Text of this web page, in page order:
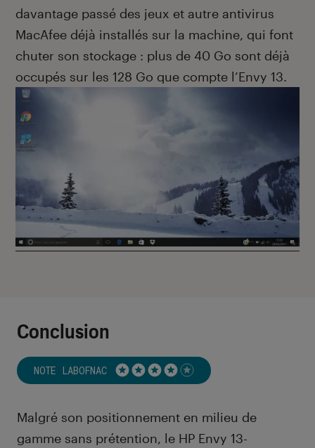
davantage passé des jeux et autre antivirus
MacAfee déjà installés sur la machine, qui font
chuter son stockage : plus de 40 Go sont déjà
occupés sur les 128 Go que compte l’Envy 13.
Conclusion
NOTE LABOFNAC Noté 4 étoiles sur 5
Malgré son positionnement en milieu de
gamme sans prétention, le HP Envy 13-